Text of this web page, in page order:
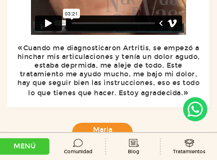
Cuando me diagnosticaron Artritis, se empezó a
hinchar mis articulaciones y tenía un dolor agudo,
estaba deprmida, me aleje de todo. Este
tratamiento me ayudo mucho, me bajo mi dolor,
hay que seguir bien las instrucciones, eso es todo
lo que tienes que hacer. Estoy agradecida.
Maria
Auxiliadora
MENÚ
Comunidad Blog Tratamientos